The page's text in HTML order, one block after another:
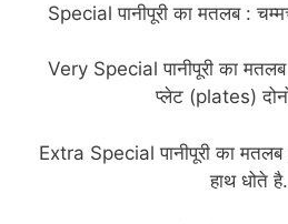
Special पानीपूरी का मतलब :
Very Special पानीपूरी का
प्लेट (plates)
Extra Special पानीपूरी का मतलब
हाथ धोते है.